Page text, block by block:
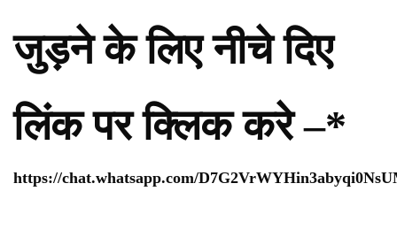
जुड़ने के लिए नीचे दिए
लिंक पर क्लिक करे –*
https://chat.whatsapp.com/